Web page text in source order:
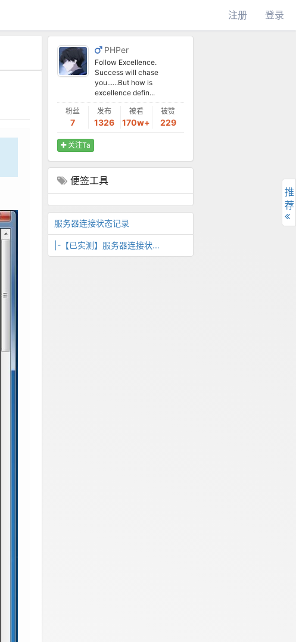
注册 登录
PHPer
Follow Excellence.
Success will chase
you......But how is
excellence defin...
粉丝
7
发布
1326
被看
170w+
被赞
229
关注Ta
便签工具
服务器连接状态记录
|-【已实测】服务器连接状...
推
荐